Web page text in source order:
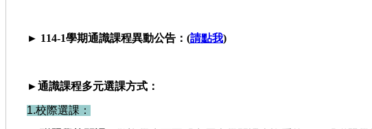
► 114-1學期通識課程異動公告：(請點我)
►通識課程多元選課方式：
1.校際選課：